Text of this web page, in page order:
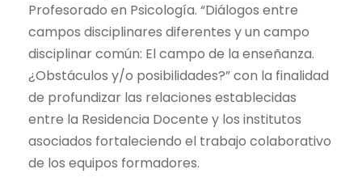
Profesorado en Psicología. “Diálogos entre
campos disciplinares diferentes y un campo
disciplinar común: El campo de la enseñanza.
¿Obstáculos y/o posibilidades?” con la finalidad
de profundizar las relaciones establecidas
entre la Residencia Docente y los institutos
asociados fortaleciendo el trabajo colaborativo
de los equipos formadores.